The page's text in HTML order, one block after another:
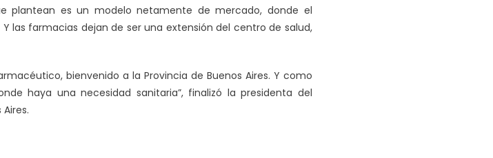
plantean es un modelo netamente de mercado, donde el
las farmacias dejan de ser una extensión del centro de salud,
bienvenido a la Provincia de Buenos Aires. Y como
haya una necesidad sanitaria”, finalizó la presidenta del